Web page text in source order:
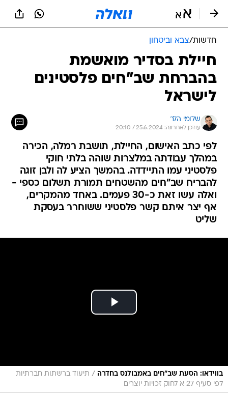
חדשות/צבא וביטחון
חיילת בסדיר מואשמת
בהברחת שב"חים פלסטינים
לישראל
שלומי הלר
עודכן לאחרונה: 25.6.2024 / 20:10
לפי כתב האישום, החיילת, תושבת רמלה, הכירה
במהלך עבודתה במלצרות שוהה בלתי חוקי
פלסטיני עמו התיידדה. בהמשך הציע לה ולבן זוגה
להבריח שב"חים מהשטחים תמורת תשלום כספי -
ואלה עשו זאת כ-30 פעמים. באחד מהמקרים,
אף יצר איתם קשר פלסטיני ששוחרר בעסקת
שליט
בווידאו: הסעת שב"חים באמבולנס בחדרה / תיעוד ברשתות חברתיות
לפי סעיף 27 א לחוק זכויות יוצרים